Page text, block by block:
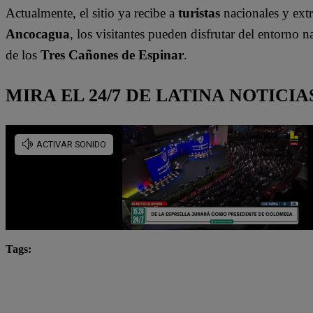
Actualmente, el sitio ya recibe a turistas nacionales y
Ancocagua, los visitantes pueden disfrutar del entorno
de los Tres Cañones de Espinar.
MIRA EL 24/7 DE LATINA
Tags: